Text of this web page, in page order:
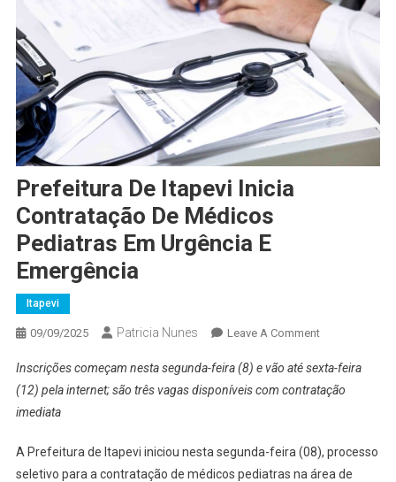
Prefeitura De Itapevi Inicia
Contratação De Médicos
Pediatras Em Urgência E
Emergência
Itapevi
09/09/2025 Patricia Nunes Leave A CommentOn
De
Itapevi
De
Médicos
Inscrições começam nesta segunda-feira (8) e vão até sexta-feira
(12) pela internet; são três vagas disponíveis com contratação
imediata
A Prefeitura de Itapevi iniciou nesta segunda-feira (08), processo
seletivo para a contratação de médicos pediatras na área de